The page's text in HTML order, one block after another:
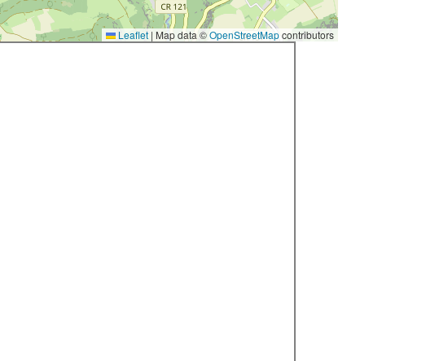
Leaflet | Map data ©OpenStreetMapcontributors